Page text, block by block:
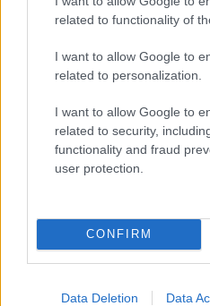
related to functionality of
I want to allow Google to
related to personalization.
I want to allow Google to
related to security,
functionality and fraud
user protection.
CONFIRM
Data Deletion Data
I nostri cari
Giovannimaria
Invia un Comunicato